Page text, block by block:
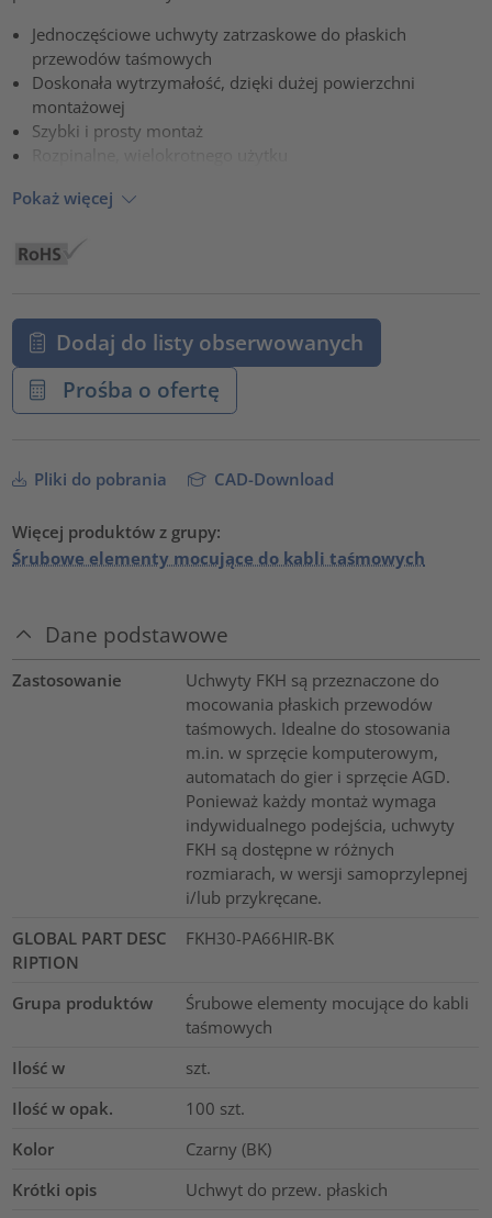
Jednoczęściowe uchwyty zatrzaskowe do płaskich
przewodów taśmowych
Doskonała wytrzymałość, dzięki dużej powierzchni
montażowej
Szybki i prosty montaż
Pokaż więcej
Dodaj do listy obserwowanych
Prośba o ofertę
Pliki do pobrania CAD-Download
Więcej produktów z grupy:
Śrubowe elementy mocujące do kabli taśmowych
Dane podstawowe
Zastosowanie
Uchwyty FKH są przeznaczone do
mocowania płaskich przewodów
taśmowych. Idealne do stosowania
m.in. w sprzęcie komputerowym,
automatach do gier i sprzęcie AGD.
Ponieważ każdy montaż wymaga
indywidualnego podejścia, uchwyty
FKH są dostępne w różnych
rozmiarach, w wersji samoprzylepnej
i/lub przykręcane.
GLOBAL PART DESC
RIPTION
FKH30-PA66HIR-BK
Grupa produktów
Śrubowe elementy mocujące do kabli
taśmowych
Ilość w
szt.
Ilość w opak.
100 szt.
Kolor
Czarny (BK)
Krótki opis
Uchwyt do przew. płaskich